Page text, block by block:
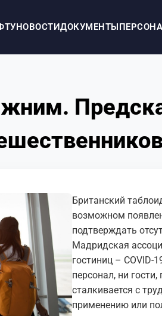
НОВОСТИДОКУМЕНТЫ
Британский
возможном
подтверждать
Мадридская
гостиниц – COVID-
персонал, ни
сталкивается с
применению или